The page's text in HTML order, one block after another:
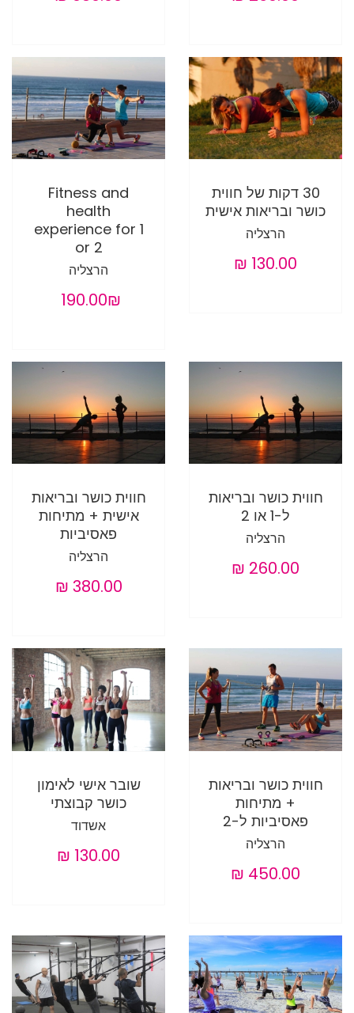
30 דקות של חווית
כושר ובריאות אישית
הרצליה
Fitness and
health
experience for 1
or 2
הרצליה
‏190.00 ‏₪
חווית כושר ובריאות
ל-1 או 2
הרצליה
חווית כושר ובריאות
אישית + מתיחות
פאסיביות
הרצליה
חווית כושר ובריאות
+ מתיחות
פאסיביות ל-2
הרצליה
שובר אישי לאימון
כושר קבוצתי
אשדוד